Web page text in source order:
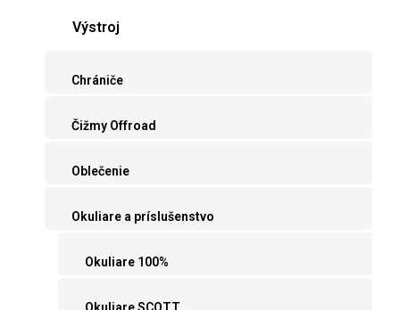
Výstroj
Chrániče
Čižmy Offroad
Oblečenie
Okuliare a príslušenstvo
Okuliare 100%
Okuliare SCOTT